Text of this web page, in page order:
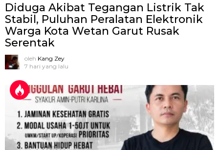
Diduga Akibat Tegangan Listrik Tak
Stabil, Puluhan Peralatan Elektronik
Warga Kota Wetan Garut Rusak
Serentak
oleh Kang Zey
7 hari yang lalu